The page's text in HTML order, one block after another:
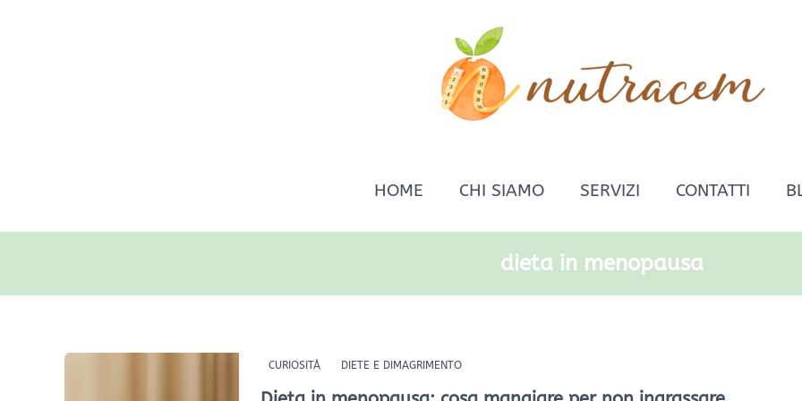
HOME CHI SIAMO SERVIZI CONTATTI
dieta in menopausa
CURIOSITÀ DIETE E DIMAGRIMENTO
Dieta